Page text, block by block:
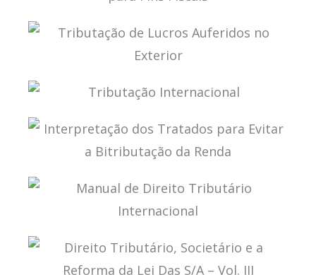
TROCA INTERNACIONAL DE INFORMAÇÕES PARA
FINS FISCAIS
TRIBUTAÇÃO DE LUCROS AUFERIDOS NO
TRIBUTAÇÃO INTERNACIONAL
INTERPRETAÇÃO DOS TRATADOS PARA EVITAR A
BITRIBUTAÇÃO DA RENDA
MANUAL DE DIREITO TRIBUTÁRIO
INTERNACIONAL